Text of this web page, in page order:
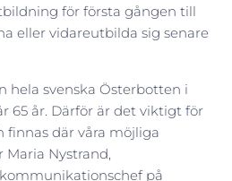
för första gången till
eller vidareutbilda sig senare
hela svenska Österbotten i
65 år. Därför är det viktigt för
finnas där våra möjliga
Nystrand,
på